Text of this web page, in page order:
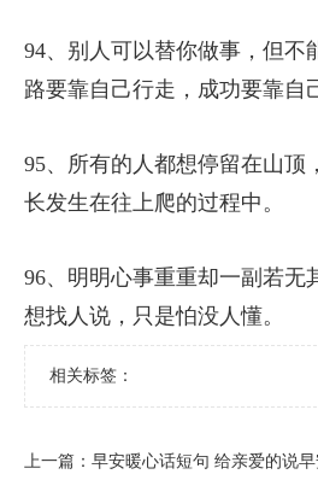
94、别人可以替你做事，但不
路要靠自己行走，成功要靠自
95、所有的人都想停留在山顶
长发生在往上爬的过程中。
96、明明心事重重却一副若无
想找人说，只是怕没人懂。
相关标签：
上一篇： 早安暖心话短句 给亲爱的说